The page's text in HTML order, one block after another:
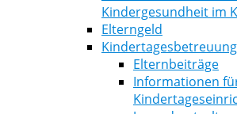
Kindergesundheit im
Elterngeld
Kindertagesbetreuung
Elternbeiträge
Informationen